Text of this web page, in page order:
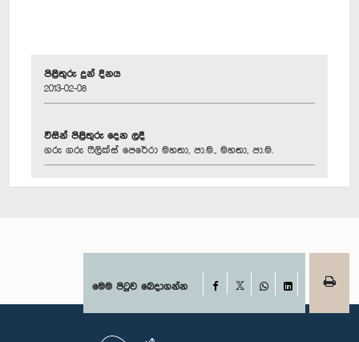
පිළිතුරු දුන් දිනය
2013-02-08
විසින් පිළිතුරු දෙන ලදී
ගරු ගරු ෆීලික්ස් පෙරේරා මහතා, පා.ම., මහතා, පා.ම.
මෙම පිටුව බෙදාගන්න Facebook
WhatsAppLinkedIn